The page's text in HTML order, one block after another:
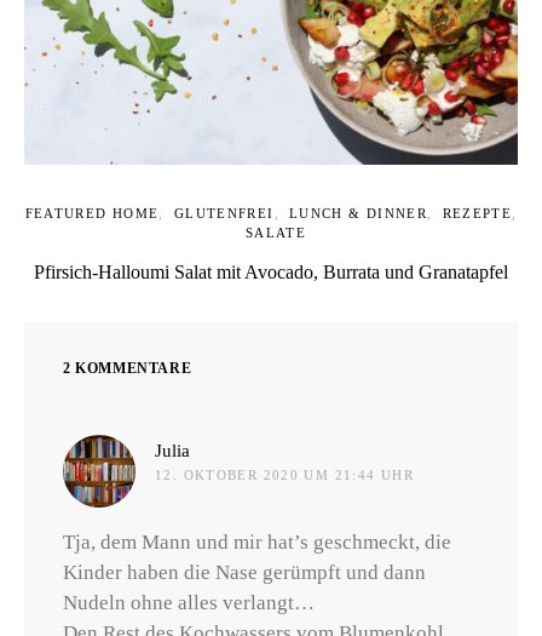
FEATURED HOME GLUTENFREI LUNCH & DINNER
REZEPTE
SALATE
Pfirsich-Halloumi Salat mit Avocado, Burrata und Granatapfel
2 KOMMENTARE
Julia
12. OKTOBER 2020 UM 21:44 UHR
Tja, dem Mann und mir hat’s geschmeckt, die
Kinder haben die Nase gerümpft und dann
Nudeln ohne alles verlangt…